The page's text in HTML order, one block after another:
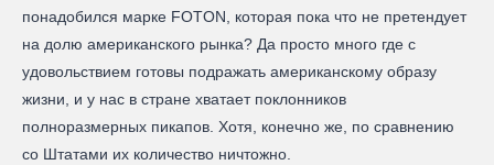
понадобился марке FOTON, которая пока что не претендует
на долю американского рынка? Да просто много где с
удовольствием готовы подражать американскому образу
жизни, и у нас в стране хватает поклонников
полноразмерных пикапов. Хотя, конечно же, по сравнению
со Штатами их количество ничтожно.